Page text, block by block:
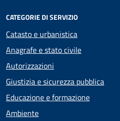
CATEGORIE DI SERVIZIO
Catasto e urbanistica
Anagrafe e stato civile
Autorizzazioni
Giustizia e sicurezza pubblica
Educazione e formazione
Ambiente